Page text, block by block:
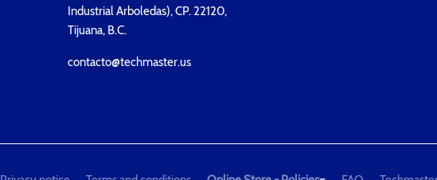
Industrial Arboledas), CP. 22120,
Tijuana, B.C.
contacto@techmaster.us